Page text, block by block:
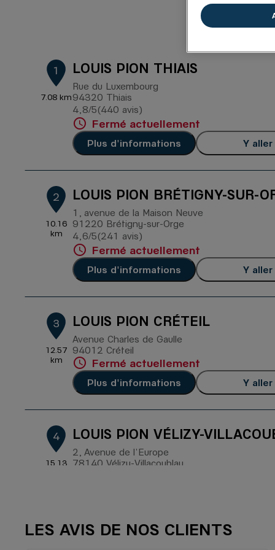
21
1
7.08 km
LOUIS PION THIAIS
Rue du Luxembourg
94320 Thiais
4,8/5 Note de 4.8 sur 5
(440 avis)
Fermé actuellement
Plus d'informations Y aller
2
10.16
km
LOUIS PION BRÉTIGNY-SUR-
1, avenue de la Maison Neuve
91220 Brétigny-sur-Orge
4,6/5 Note de 4.6 sur 5
(241 avis)
Fermé actuellement
Plus d'informations Y aller
3
12.57
km
LOUIS PION CRÉTEIL
Avenue Charles de Gaulle
94012 Créteil
Fermé actuellement
Plus d'informations Y aller
4
15.13
LOUIS PION VÉLIZY-
2, Avenue de l'Europe
78140 Vélizy-Villacoublay
LES AVIS DE NOS CLIENTS